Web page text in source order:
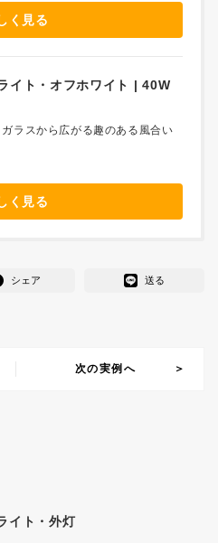
く見る
イト・オフホワイト | 40W
ガラスから広がる趣のある風合い
く見る
シェア 送る
次の実例へ
イト・外灯